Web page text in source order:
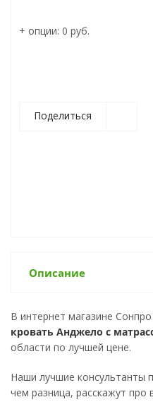
+ опции: 0 руб.
Поделиться
Описание
В интернет магазине
кровать Анджело с
области по лучшей цене.
Наши лучшие консультанты
чем разница, расскажут про